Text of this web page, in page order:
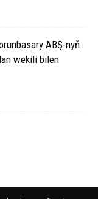
ABŞ-nyň
wekili bilen